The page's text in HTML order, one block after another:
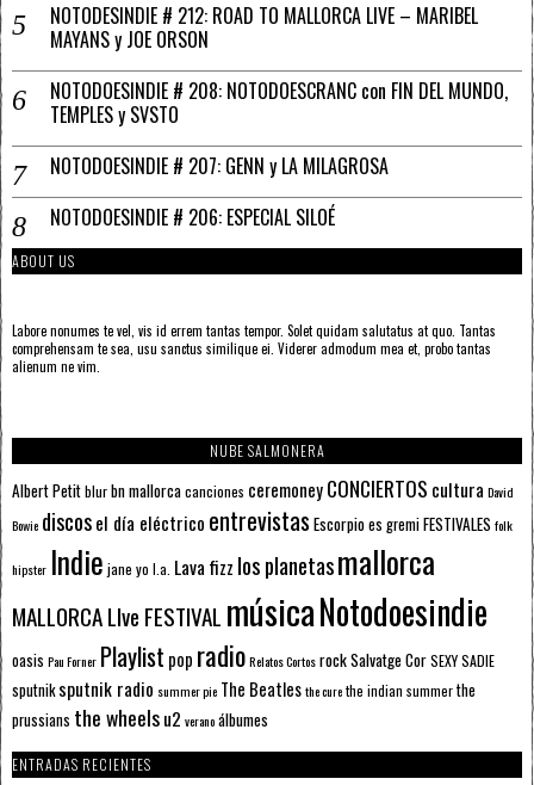
NOTODESINDIE # 212: ROAD TO MALLORCA LIVE – MARIBEL
MAYANS y JOE ORSON
NOTODOESINDIE # 208: NOTODOESCRANC con FIN DEL MUNDO,
TEMPLES y SVSTO
NOTODOESINDIE # 207: GENN y LA MILAGROSA
NOTODOESINDIE # 206: ESPECIAL SILOÉ
ABOUT US
Labore nonumes te vel, vis id errem tantas tempor. Solet quidam salutatus at quo. Tantas
comprehensam te sea, usu sanctus similique ei. Viderer admodum mea et, probo tantas
alienum ne vim.
NUBE SALMONERA
Albert Petitblurbn mallorcacanciones ceremoneyCONCIERTOS cultura David
Bowie discosel día eléctrico entrevistas Escorpioes gremiFESTIVALES folk
hipster Indie jane yo l.a. Lava fizz los planetasmallorca
MALLORCA LIve FESTIVAL músicaNotodoesindie
oasis Pau Forner Playlist pop radioRelatos CortosrockSalvatge CorSEXY SADIE
sputnik sputnik radio summer pie The Beatlesthe curethe indian summerthe
prussians the wheelsu2 veranoálbumes
ENTRADAS RECIENTES